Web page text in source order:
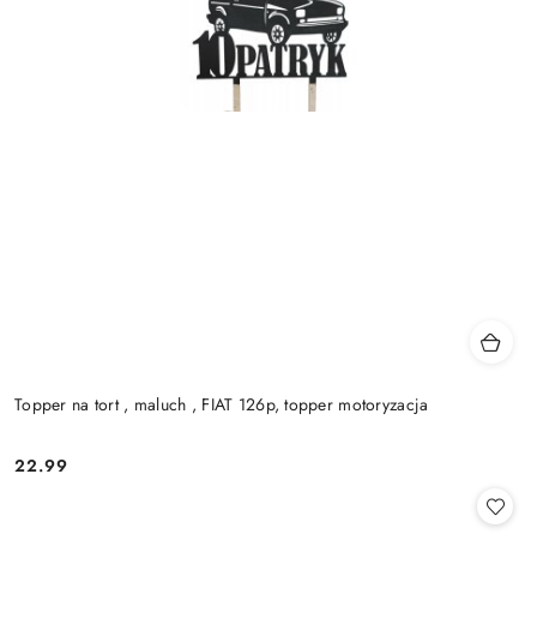
Topper na tort , maluch , FIAT 126p, topper motoryzacja
Cena:
22.99